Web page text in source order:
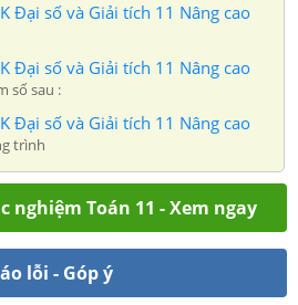
Đại số và Giải tích 11 Nâng cao
Đại số và Giải tích 11 Nâng cao
số sau :
Đại số và Giải tích 11 Nâng cao
trình
nghiệm Toán 11 - Xem ngay
lỗi - Góp ý